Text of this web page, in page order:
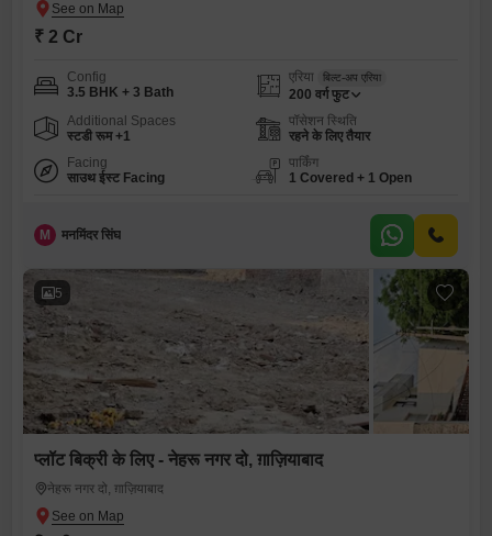
₹ 2 Cr
Config
3.5 BHK + 3 Bath
एरिया बिल्ट-अप एरिया
200 वर्ग फुट
Additional Spaces
स्टडी रूम +1
पॉसेशन स्थिति
रहने के लिए तैयार
Facing
साउथ ईस्ट Facing
पार्किंग
1 Covered + 1 Open
M मनमिंदर सिंघ
5
प्लॉट बिक्री के लिए - नेहरू नगर दो, ग़ाज़ियाबाद
नेहरू नगर दो, ग़ाज़ियाबाद